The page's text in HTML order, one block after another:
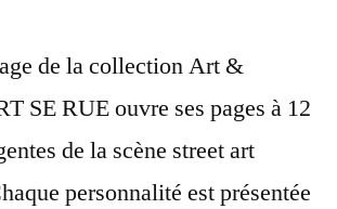
de la collection Art &
SE RUE ouvre ses pages à 12
de la scène street art
personnalité est présentée